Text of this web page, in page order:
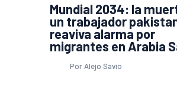
Mundial 2034: la
un trabajador
reaviva alarma por
migrantes en Arabia
Por Alejo Savio